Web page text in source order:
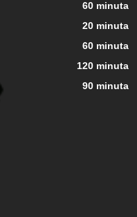
60 minuta
20 minuta
60 minuta
120 minuta
90 minuta